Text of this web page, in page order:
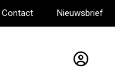
Contact Nieuwsbrief